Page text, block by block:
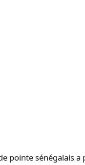
pointe sénégalais